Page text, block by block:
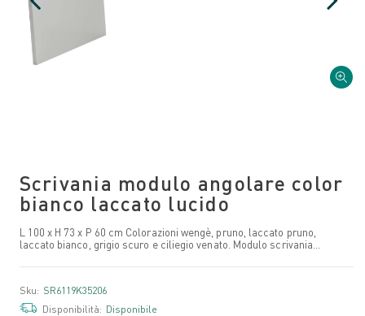
Scrivania modulo angolare color
bianco laccato lucido
L 100 x H 73 x P 60 cm Colorazioni wengè, pruno, laccato pruno,
laccato bianco, grigio scuro e ciliegio venato. Modulo scrivania...
Sku: SR6119K35206
Disponibilità: Disponibile